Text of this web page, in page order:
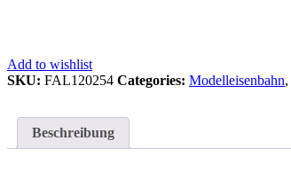
Add to wishlist
SKU: FAL120254 Categories: Modelleisenbahn,
Beschreibung